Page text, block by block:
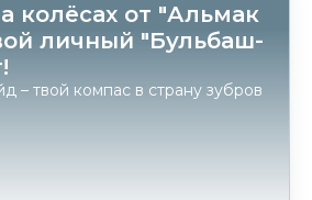
колёсах от "Альмак
личный "Бульбаш-
– твой компас в страну зубров